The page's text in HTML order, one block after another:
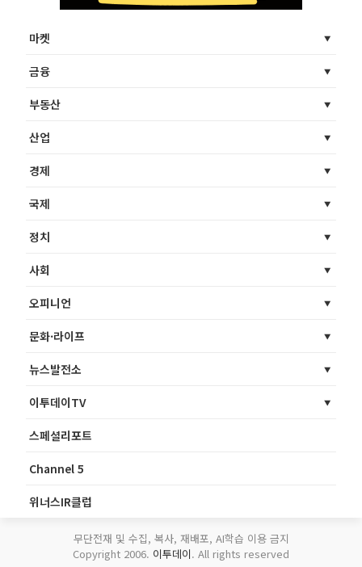
마켓
금융
부동산
산업
경제
국제
정치
사회
오피니언
문화·라이프
뉴스발전소
이투데이TV
스페셜리포트
Channel 5
위너스IR클럽
무단전재 및 수집, 복사, 재배포, AI학습 이용 금지
Copyright 2006. 이투데이. All rights reserved